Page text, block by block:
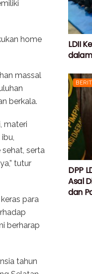
home
massal
berkala.
materi
serta
tutur
para
berharap
tahun
LDII
DPP
Asal
dan